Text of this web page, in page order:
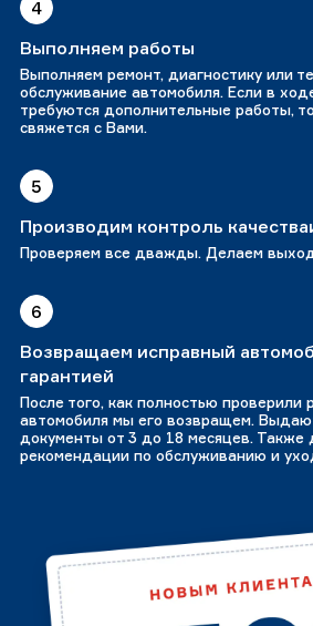
4
Выполняем работы
Выполняем ремонт, диагностику или
обслуживание автомобиля. Если в
требуются дополнительные работы,
свяжется с Вами.
5
Производим контроль
Проверяем все дважды. Делаем
6
Возвращаем исправный
гарантией
После того, как полностью проверили
автомобиля мы его возвращем.
документы от 3 до 18 месяцев. Также
рекомендации по обслуживанию и